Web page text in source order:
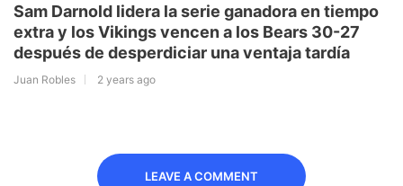
Sam Darnold lidera la serie ganadora en tiempo
extra y los Vikings vencen a los Bears 30-27
después de desperdiciar una ventaja tardía
Juan Robles 2 years ago
LEAVE A COMMENT